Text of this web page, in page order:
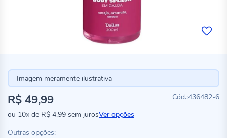
Imagem meramente ilustrativa
436482-6
R$ 49,99
ou 10x de R$ 4,99 sem jurosVer opções
Outras opções: